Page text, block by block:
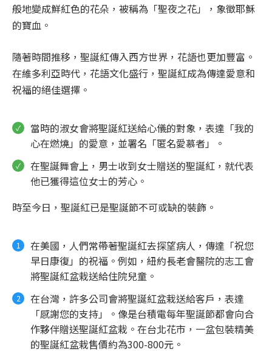
般地變成鮮紅色的花朵，被稱為「聖夜之花」，象徵耶穌
的寶血。
隨著時間推移，聖誕紅傳入西方世界，花語也更加豐富。
在維多利亞時代，花語文化盛行，聖誕紅成為傳達愛意和
祝福的絕佳選擇。
當時的淑女會將聖誕紅送給心儀的對象，表達「我的
心在燃燒」的愛意，並署名「匿名愛慕者」。
在聖誕舞會上，男士收到女士贈送的聖誕紅，就代表
他已獲得這位女士的芳心。
時至今日，聖誕紅已是聖誕節不可或缺的裝飾。
在美國，人們常帶著聖誕紅去探望病人，傳達「祝您
早日康復」的祝福。例如，紐約長老會醫院的志工會
將聖誕紅盆栽送給住院兒童。
在台灣，許多公司會將聖誕紅盆栽送給客戶，表達
「感謝您的支持」。像是台積電每年聖誕節都會向合
作夥伴贈送聖誕紅盆栽。在台北花市，一盆包裝精美
的聖誕紅盆栽售價約為300-800元。